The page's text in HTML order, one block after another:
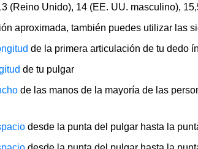
(Reino Unido), 14 (EE. UU. masculino),
aproximada, también puedes utilizar las
de la primera articulación de tu dedo
de tu pulgar
de las manos de la mayoría de las
desde la punta del pulgar hasta la